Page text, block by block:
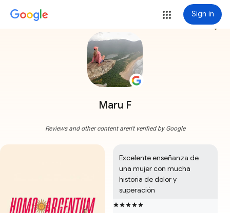
Sign in
Maru F
more_vert
Reviews and other content aren't verified by Google
Excelente enseñanza de
una mujer con mucha
historia de dolor y
superación